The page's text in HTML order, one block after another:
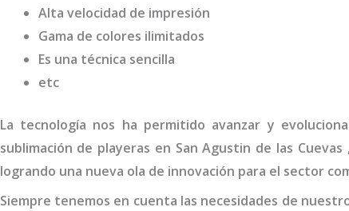
Alta velocidad de impresión
Gama de colores ilimitados
Es una técnica sencilla
etc
La tecnología nos ha permitido avanzar y
sublimación de playeras en San Agustin de las Cuevas
logrando una nueva ola de innovación para el sector
Siempre tenemos en cuenta las necesidades de